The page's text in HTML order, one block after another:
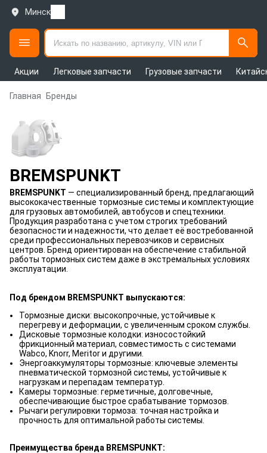
Минск
Акции Легковые запчасти Грузовые запчасти
Главная Бренды
BREMSPUNKT
BREMSPUNKT — специализированный бренд, предлагающий
высококачественные тормозные системы и комплектующие
для грузовых автомобилей, автобусов и спецтехники.
Продукция разработана с учетом строгих требований
безопасности и надежности, что делает её востребованной
среди профессиональных перевозчиков и сервисных
центров. Бренд ориентирован на обеспечение стабильной
работы тормозных систем даже в экстремальных условиях
эксплуатации.
Под брендом BREMSPUNKT выпускаются:
Тормозные диски: высокопрочные, устойчивые к
перегреву и деформации, с увеличенным сроком службы.
Дисковые тормозные колодки: износостойкий
фрикционный материал, совместимость с системами
Wabco, Knorr, Meritor и другими.
Энергоаккумуляторы тормозные: ключевые элементы
пневматической тормозной системы, устойчивые к
нагрузкам и перепадам температур.
Камеры тормозные: герметичные, долговечные,
обеспечивающие быстрое срабатывание тормозов.
Рычаги регулировки тормоза: точная настройка и
прочность для оптимальной работы системы.
Преимущества бренда BREMSPUNKT: